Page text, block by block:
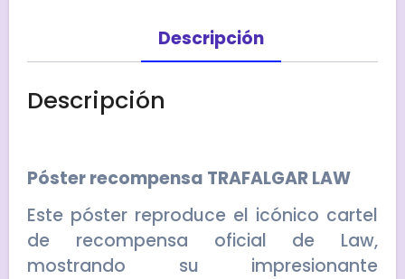
Descripción
Descripción
Póster recompensa TRAFALGAR LAW
Este póster reproduce el icónico cartel
de recompensa oficial de Law,
mostrando su impresionante